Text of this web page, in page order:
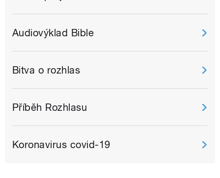
Audiovýklad Bible
Bitva o rozhlas
Příběh Rozhlasu
Koronavirus covid-19